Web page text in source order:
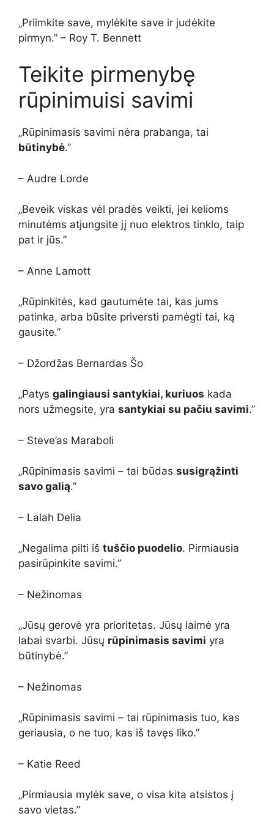
„Priimkite save, mylėkite save ir judėkite
pirmyn.” – Roy T. Bennett
Teikite pirmenybę
rūpinimuisi savimi
„Rūpinimasis savimi nėra prabanga, tai
būtinybė.”
– Audre Lorde
„Beveik viskas vėl pradės veikti, jei kelioms
minutėms atjungsite jį nuo elektros tinklo, taip
pat ir jūs.”
– Anne Lamott
„Rūpinkitės, kad gautumėte tai, kas jums
patinka, arba būsite priversti pamėgti tai, ką
gausite.”
– Džordžas Bernardas Šo
„Patys galingiausi santykiai, kuriuos kada
nors užmegsite, yra santykiai su pačiu savimi.”
– Steve’as Maraboli
„Rūpinimasis savimi – tai būdas susigrąžinti
savo galią.”
– Lalah Delia
„Negalima pilti iš tuščio puodelio. Pirmiausia
pasirūpinkite savimi.”
– Nežinomas
„Jūsų gerovė yra prioritetas. Jūsų laimė yra
labai svarbi. Jūsų rūpinimasis savimi yra
būtinybė.”
– Nežinomas
„Rūpinimasis savimi – tai rūpinimasis tuo, kas
geriausia, o ne tuo, kas iš tavęs liko.”
– Katie Reed
„Pirmiausia mylėk save, o visa kita atsistos į
savo vietas.”